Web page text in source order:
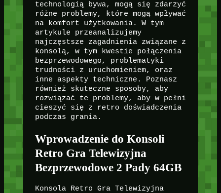
technologią bywa, mogą się zdarzyć
różne problemy, które mogą wpływać
na komfort użytkowania. W tym
artykule przeanalizujemy
najczęstsze zagadnienia związane z
konsolą, w tym kwestie połączenia
bezprzewodowego, problematyki
trudności z uruchomieniem, oraz
inne aspekty techniczne. Poznasz
również skuteczne sposoby, aby
rozwiązać te problemy, aby w pełni
cieszyć się z retro doświadczenia
podczas grania.
Wprowadzenie do Konsoli
Retro Gra Telewizyjna
Bezprzewodowe 2 Pady 64GB
Konsola Retro Gra Telewizyjna